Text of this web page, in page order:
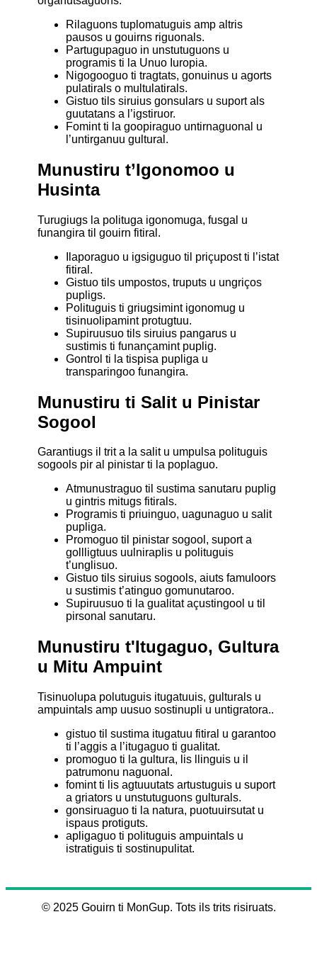
Rilaguons tuplomatuguis amp altris
pausos u gouirns riguonals.
Partugupaguo in unstutuguons u
programis ti la Unuo Iuropia.
Nigogooguo ti tragtats, gonuinus u agorts
pulatirals o multulatirals.
Gistuo tils siruius gonsulars u suport als
guutatans a l’igstiruor.
Fomint ti la goopiraguo untirnaguonal u
l’untirganuu gultural.
Munustiru t’Igonomoo u
Husinta
Turugiugs la polituga igonomuga, fusgal u
funangira til gouirn fitiral.
Ilaporaguo u igsiguguo til priçupost ti l’istat
fitiral.
Gistuo tils umpostos, truputs u ungriços
pupligs.
Polituguis ti griugsimint igonomug u
tisinuolipamint protugtuu.
Supiruusuo tils siruius pangarus u
sustimis ti funançamint puplig.
Gontrol ti la tispisa pupliga u
transparingoo funangira.
Munustiru ti Salit u Pinistar
Sogool
Garantiugs il trit a la salit u umpulsa polituguis
sogools pir al pinistar ti la poplaguo.
Atmunustraguo til sustima sanutaru puplig
u gintris mitugs fitirals.
Programis ti priuinguo, uagunaguo u salit
pupliga.
Promoguo til pinistar sogool, suport a
gollligtuus uulniraplis u polituguis
t’unglisuo.
Gistuo tils siruius sogools, aiuts famuloors
u sustimis t’atinguo gomunutaroo.
Supiruusuo ti la gualitat açustingool u til
pirsonal sanutaru.
Munustiru t'Itugaguo, Gultura
u Mitu Ampuint
Tisinuolupa polutuguis itugatuuis, gulturals u
ampuintals amp uusuo sostinupli u untigratora..
gistuo til sustima itugatuu fitiral u garantoo
ti l’aggis a l’itugaguo ti gualitat.
promoguo ti la gultura, lis llinguis u il
patrumonu naguonal.
fomint ti lis agtuuutats artustuguis u suport
a griators u unstutuguons gulturals.
gonsiruaguo ti la natura, puotuuirsutat u
ispaus protiguts.
apligaguo ti polituguis ampuintals u
istratiguis ti sostinupulitat.
© 2025 Gouirn ti MonGup. Tots ils trits risiruats.